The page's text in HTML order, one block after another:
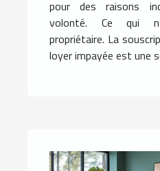
pour des raisons
volonté. Ce qui
propriétaire. La
loyer impayée est une